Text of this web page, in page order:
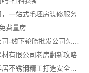
一站式毛坯房装修服务
费量房
有限公司老房翻新攻略
楼梯间匠心制作十年专注，华居不锈钢精工打造安全美观